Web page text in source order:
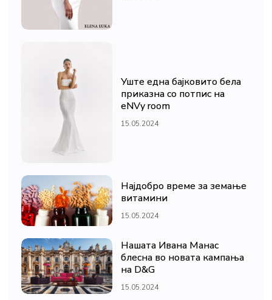
Уште една бајковито бела
приказна со потпис на
eNVy room
15.05.2024
Најдобро време за земање
витамини
15.05.2024
Нашата Ивана Манас
блесна во новата кампања
на D&G
15.05.2024